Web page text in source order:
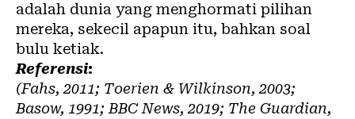
adalah dunia yang menghormati pilihan
mereka, sekecil apapun itu, bahkan soal
bulu ketiak.
Referensi:
(Fahs, 2011; Toerien & Wilkinson, 2003;
Basow, 1991; BBC News, 2019; The Guardian,